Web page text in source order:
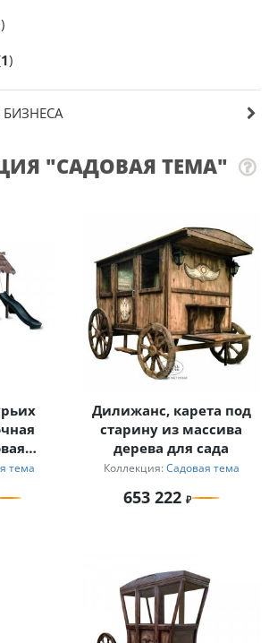
"САДОВАЯ ТЕМА"
тема
Дилижанс, карета под
старину из массива
дерева для сада
Коллекция: Садовая тема
653 222
)
1)